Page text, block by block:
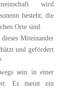
wird
besteht; die
Orte sind.
Miteinander
und gefördert
sein in einer
Es meint ein